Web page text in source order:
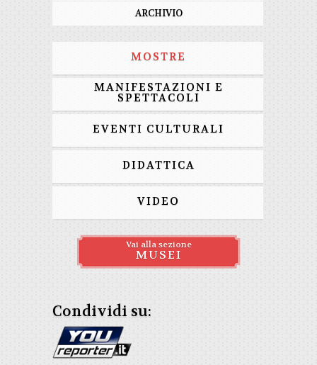
ARCHIVIO
MOSTRE
MANIFESTAZIONI E
SPETTACOLI
EVENTI CULTURALI
DIDATTICA
VIDEO
Vai alla sezione
MUSEI
Condividi su: